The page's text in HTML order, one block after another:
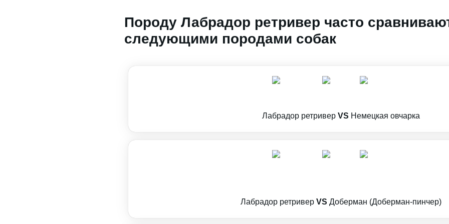
Породу Лабрадор ретривер часто
следующими породами собак
Лабрадор ретривер VS Немецкая овчарка
Лабрадор ретривер VS Доберман (Доберман-пинчер)